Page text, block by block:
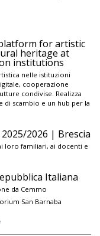
for artistic
heritage at
institutions
nelle istituzioni
cooperazione
condivise. Realizza
di scambio e un hub per la
2026 | Brescia
loro familiari, ai docenti e
Italiana
da Cemmo
San Barnaba